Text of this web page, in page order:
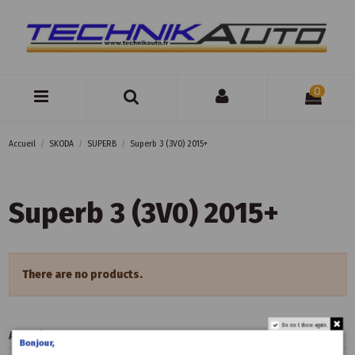
0
Accueil SKODA SUPERB Superb 3 (3V0) 2015+
Superb 3 (3V0) 2015+
There are no products.
Accueil
Do not show again.
Bonjour,